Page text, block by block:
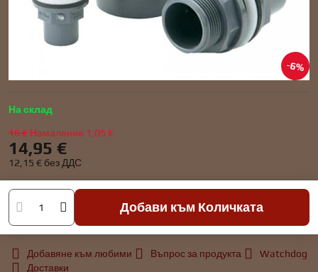
6%
На склад
16 € Намаление 1,05 €
14,95 €
12,15 € без ДДС
Добави към Количката
Добавяне към любими Въпрос за продукта
Watchdog
Доставки